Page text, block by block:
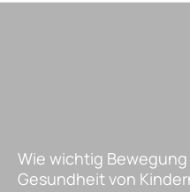
Wie wichtig
Gesundheit von